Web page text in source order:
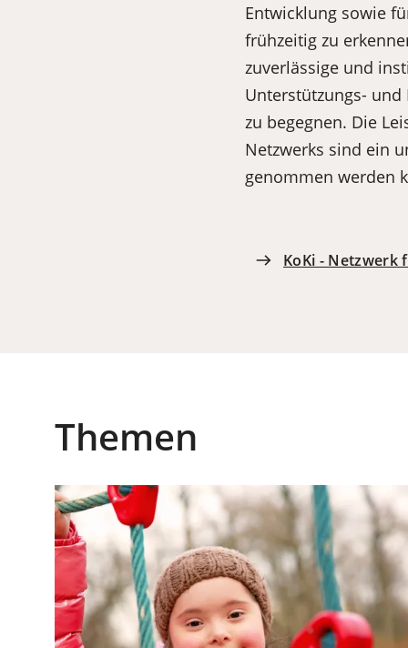
Entwicklung sowie
frühzeitig zu
zuverlässige und
Unterstützungs-
zu begegnen. Die
Netzwerks sind ein
genommen werden
KoKi - Netzwerk
Themen